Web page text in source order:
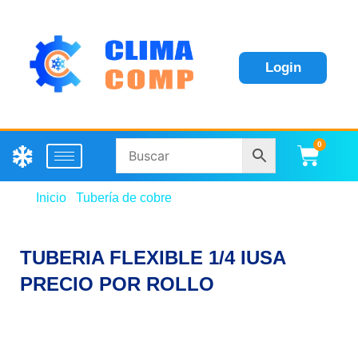
Login
0
Inicio Tubería de cobre
TUBERIA FLEXIBLE 1/4 IUSA
PRECIO POR ROLLO